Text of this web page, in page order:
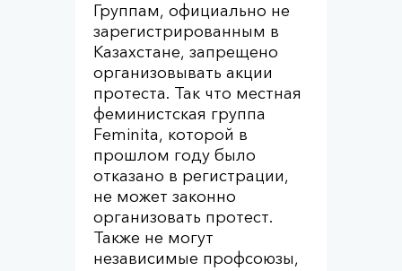
Группам, официально не
зарегистрированным в
Казахстане, запрещено
организовывать акции
протеста. Так что местная
феминистская группа
Feminita, которой в
прошлом году было
отказано в регистрации,
не может законно
организовать протест.
Также не могут
независимые профсоюзы,